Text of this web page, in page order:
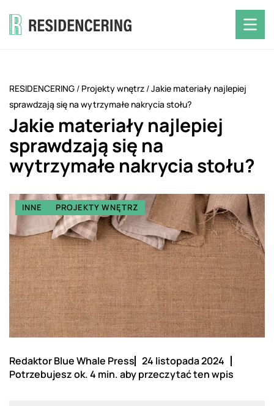
RESIDENCERING / Projekty wnętrz /Jakie materiały najlepiej
sprawdzają się na wytrzymałe nakrycia stołu?
Jakie materiały najlepiej
sprawdzają się na
wytrzymałe nakrycia stołu?
INNE PROJEKTY WNĘTRZ
Redaktor Blue Whale Press 24 listopada 2024
Potrzebujesz ok. 4 min. aby przeczytać ten wpis